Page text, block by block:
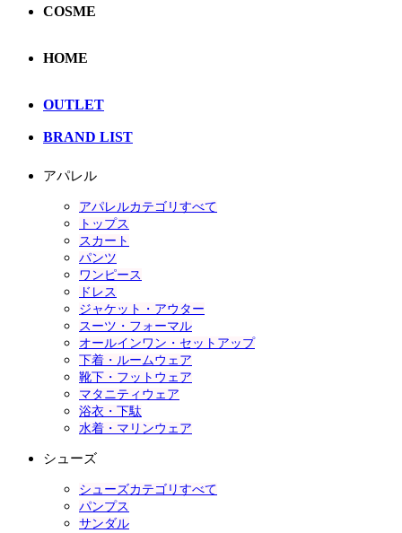
COSME
HOME
OUTLET
BRAND LIST
アパレル
アパレルカテゴリすべて
トップス
スカート
パンツ
ワンピース
ドレス
ジャケット・アウター
スーツ・フォーマル
オールインワン・セットアップ
下着・ルームウェア
靴下・フットウェア
マタニティウェア
浴衣・下駄
水着・マリンウェア
シューズ
シューズカテゴリすべて
パンプス
サンダル